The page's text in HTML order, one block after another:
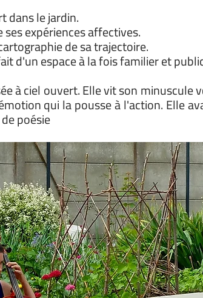
dans le jardin.
expériences affectives.
de sa trajectoire.
d'un espace à la fois familier et
à ciel ouvert. Elle vit son
qui la pousse à l'action. Elle
poésie